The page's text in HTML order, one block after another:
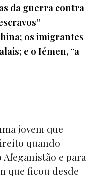
da guerra contra
os imigrantes
e o Iémen, “a
jovem que
quando
e para
que ficou desde